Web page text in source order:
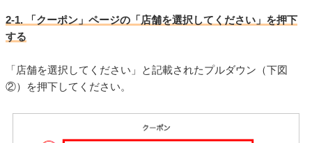
2-1. 「クーポン」ページの「店舗を選択してください」を押下
する
「店舗を選択してください」と記載されたプルダウン（下図
②）を押下してください。